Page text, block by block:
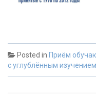
Posted in Приём
с углублённым